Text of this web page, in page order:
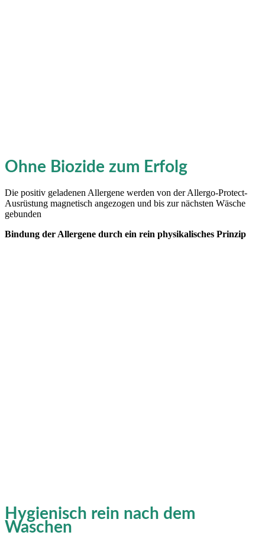
Ohne Biozide zum Erfolg
Die positiv geladenen Allergene werden von der Allergo-Protect-
Ausrüstung magnetisch angezogen und bis zur nächsten Wäsche
gebunden
Bindung der Allergene durch ein rein physikalisches Prinzip
Hygienisch rein nach dem
Waschen